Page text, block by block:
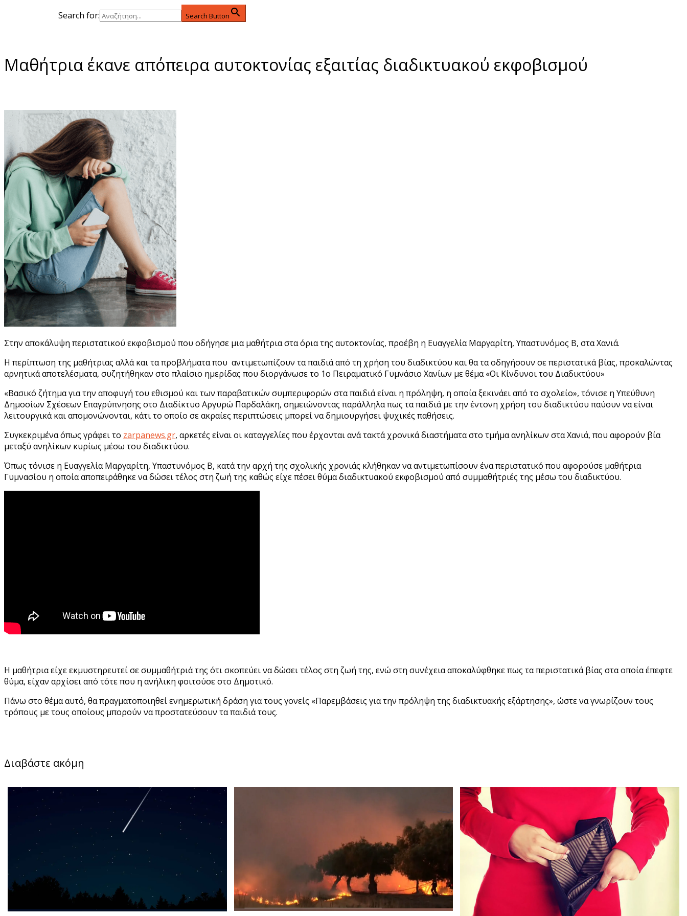
Search for: Search Button
Μαθήτρια έκανε απόπειρα αυτοκτονίας εξαιτίας διαδικτυακού εκφοβισμού
Στην αποκάλυψη περιστατικού εκφοβισμού που οδήγησε μια μαθήτρια στα όρια της αυτοκτονίας, προέβη η Ευαγγελία Μαργαρίτη, Υπαστυνόμος Β, στα Χανιά.
Η περίπτωση της μαθήτριας αλλά και τα προβλήματα που αντιμετωπίζουν τα παιδιά από τη χρήση του διαδικτύου και θα τα οδηγήσουν σε περιστατικά βίας, προκαλώντας
αρνητικά αποτελέσματα, συζητήθηκαν στο πλαίσιο ημερίδας που διοργάνωσε το 1ο Πειραματικό Γυμνάσιο Χανίων με θέμα «Οι Κίνδυνοι του Διαδικτύου»
«Βασικό ζήτημα για την αποφυγή του εθισμού και των παραβατικών συμπεριφορών στα παιδιά είναι η πρόληψη, η οποία ξεκινάει από το σχολείο», τόνισε η Υπεύθυνη
Δημοσίων Σχέσεων Επαγρύπνησης στο Διαδίκτυο Αργυρώ Παρδαλάκη, σημειώνοντας παράλληλα πως τα παιδιά με την έντονη χρήση του διαδικτύου παύουν να είναι
λειτουργικά και απομονώνονται, κάτι το οποίο σε ακραίες περιπτώσεις μπορεί να δημιουργήσει ψυχικές παθήσεις.
Συγκεκριμένα όπως γράφει το zarpanews.gr, αρκετές είναι οι καταγγελίες που έρχονται ανά τακτά χρονικά διαστήματα στο τμήμα ανηλίκων στα Χανιά, που αφορούν βία
μεταξύ ανηλίκων κυρίως μέσω του διαδικτύου.
Όπως τόνισε η Ευαγγελία Μαργαρίτη, Υπαστυνόμος Β, κατά την αρχή της σχολικής χρονιάς κλήθηκαν να αντιμετωπίσουν ένα περιστατικό που αφορούσε μαθήτρια
Γυμνασίου η οποία αποπειράθηκε να δώσει τέλος στη ζωή της καθώς είχε πέσει θύμα διαδικτυακού εκφοβισμού από συμμαθήτριές της μέσω του διαδικτύου.
Η μαθήτρια είχε εκμυστηρευτεί σε συμμαθήτριά της ότι σκοπεύει να δώσει τέλος στη ζωή της, ενώ στη συνέχεια αποκαλύφθηκε πως τα περιστατικά βίας στα οποία έπεφτε
θύμα, είχαν αρχίσει από τότε που η ανήλικη φοιτούσε στο Δημοτικό.
Πάνω στο θέμα αυτό, θα πραγματοποιηθεί ενημερωτική δράση για τους γονείς «Παρεμβάσεις για την πρόληψη της διαδικτυακής εξάρτησης», ώστε να γνωρίζουν τους
τρόπους με τους οποίους μπορούν να προστατεύσουν τα παιδιά τους.
Διαβάστε ακόμη